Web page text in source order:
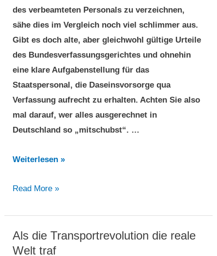
des verbeamteten Personals zu verzeichnen,
sähe dies im Vergleich noch viel schlimmer aus.
Gibt es doch alte, aber gleichwohl gültige Urteile
des Bundesverfassungsgerichtes und ohnehin
eine klare Aufgabenstellung für das
Staatspersonal, die Daseinsvorsorge qua
Verfassung aufrecht zu erhalten. Achten Sie also
mal darauf, wer alles ausgerechnet in
Deutschland so „mitschubst“. …
Nudging
it’s
MaaS
in
Kanada
Weiterlesen »
Nudging
it’s
best:
MaaS
Read More »
Als die Transportrevolution die reale
Welt traf